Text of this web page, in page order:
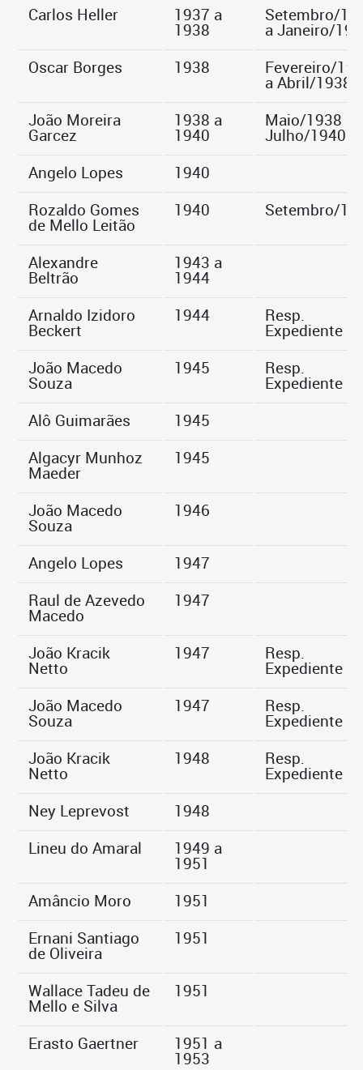
Carlos Heller 1937 a
1938
Setembro/
a Janeiro/
Oscar Borges
1938 Fevereiro/
a Abril/1938
João Moreira
Garcez
1938 a
1940
Maio/1938 a
Julho/1940
Angelo Lopes
1940
Rozaldo Gomes
de Mello Leitão
1940 Setembro/
Alexandre
Beltrão
1943 a
1944
Arnaldo Izidoro
Beckert
1944 Resp.
Expediente
João Macedo
Souza
1945 Resp.
Expediente
Alô Guimarães
1945
Algacyr Munhoz
Maeder
1945
João Macedo
Souza
1946
Angelo Lopes
1947
Raul de Azevedo
Macedo
1947
João Kracik
Netto
1947 Resp.
Expediente
João Macedo
Souza
1947 Resp.
Expediente
João Kracik
Netto
1948 Resp.
Expediente
Ney Leprevost
1948
Lineu do Amaral
1949 a
1951
Amâncio Moro
1951
Ernani Santiago
de Oliveira
1951
Wallace Tadeu de
Mello e Silva
1951
Erasto Gaertner 1951 a
1953